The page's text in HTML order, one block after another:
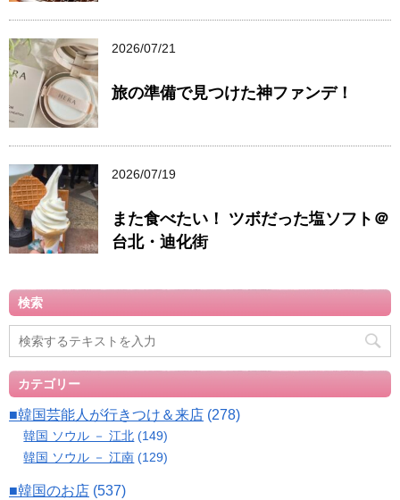
2026/07/21
旅の準備で見つけた神ファンデ！
2026/07/19
また食べたい！ ツボだった塩ソフト＠
台北・迪化街
検索
カテゴリー
■韓国芸能人が行きつけ＆来店 (278)
韓国 ソウル － 江北 (149)
韓国 ソウル － 江南 (129)
■韓国のお店 (537)